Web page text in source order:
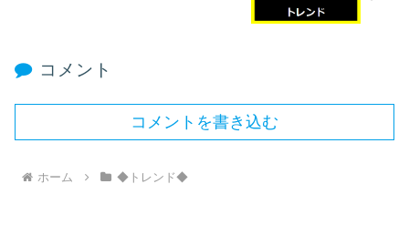
コメント
コメントを書き込む
ホーム ◆トレンド◆